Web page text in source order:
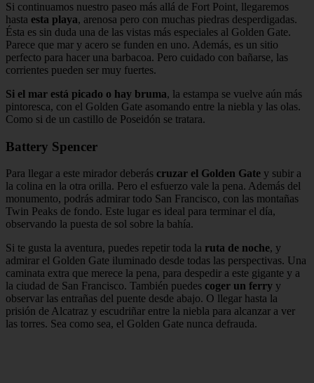
Si continuamos nuestro paseo más allá de Fort Point, llegaremos
hasta esta playa, arenosa pero con muchas piedras desperdigadas.
Ésta es sin duda una de las vistas más especiales al Golden Gate.
Parece que mar y acero se funden en uno. Además, es un sitio
perfecto para hacer una barbacoa. Pero cuidado con bañarse, las
corrientes pueden ser muy fuertes.
Si el mar está picado o hay bruma, la estampa se vuelve aún más
pintoresca, con el Golden Gate asomando entre la niebla y las olas.
Como si de un castillo de Poseidón se tratara.
Battery Spencer
Para llegar a este mirador deberás cruzar el Golden Gate y subir a
la colina en la otra orilla. Pero el esfuerzo vale la pena. Además del
monumento, podrás admirar todo San Francisco, con las montañas
Twin Peaks de fondo. Este lugar es ideal para terminar el día,
observando la puesta de sol sobre la bahía.
Si te gusta la aventura, puedes repetir toda la ruta de noche, y
admirar el Golden Gate iluminado desde todas las perspectivas. Una
caminata extra que merece la pena, para despedir a este gigante y a
la ciudad de San Francisco. También puedes coger un ferry y
observar las entrañas del puente desde abajo. O llegar hasta la
prisión de Alcatraz y escudriñar entre la niebla para alcanzar a ver
las torres. Sea como sea, el Golden Gate nunca defrauda.